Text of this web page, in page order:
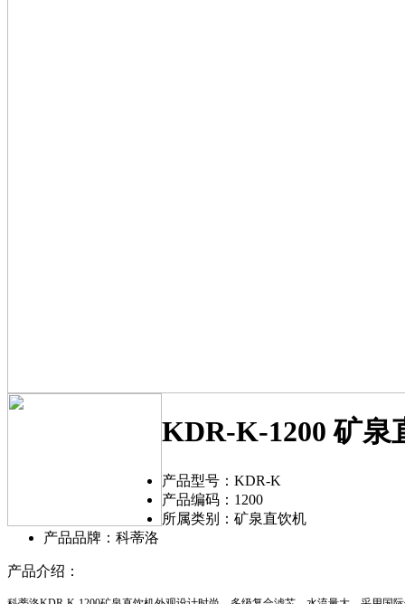
KDR-K-1200 矿泉
产品型号：KDR-K
产品编码：1200
所属类别：矿泉直饮机
产品品牌：科蒂洛
产品介绍：